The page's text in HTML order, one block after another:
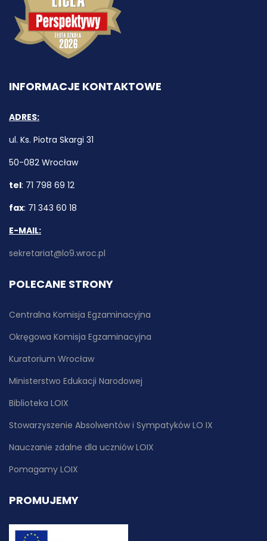
INFORMACJE KONTAKTOWE
ADRES:
ul. Ks. Piotra Skargi 31
50-082 Wrocław
tel: 71 798 69 12
fax: 71 343 60 18
E-MAIL:
sekretariat@lo9.wroc.pl
POLECANE STRONY
Centralna Komisja Egzaminacyjna
Okręgowa Komisja Egzaminacyjna
Kuratorium Wrocław
Ministerstwo Edukacji Narodowej
Biblioteka LOIX
Stowarzyszenie Absolwentów i Sympatyków LO IX
Nauczanie zdalne dla uczniów LOIX
Pomagamy LOIX
PROMUJEMY